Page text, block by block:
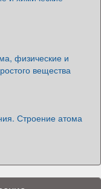
физические и
вещества
Строение атома